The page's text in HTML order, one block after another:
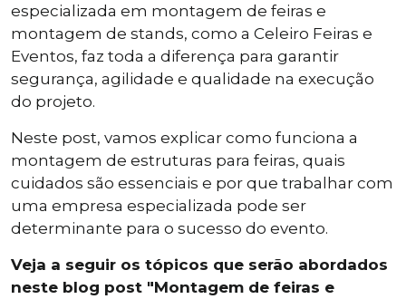
especializada em montagem de feiras e
montagem de stands, como a Celeiro Feiras e
Eventos, faz toda a diferença para garantir
segurança, agilidade e qualidade na execução
do projeto.
Neste post, vamos explicar como funciona a
montagem de estruturas para feiras, quais
cuidados são essenciais e por que trabalhar com
uma empresa especializada pode ser
determinante para o sucesso do evento.
Veja a seguir os tópicos que serão abordados
neste blog post "Montagem de feiras e